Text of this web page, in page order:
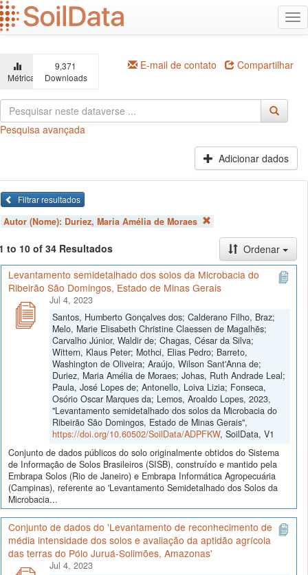
Ir
para
o
principal
Métricas
9,371
Downloads
E-mail de contato Compartilhar
Pesquisa avançada
Adicionar dados
Filtrar resultados
Autor (Nome): Duriez, Maria Amélia de Moraes
to 10 of 34 Resultados
Ordenar
Levantamento semidetalhado dos solos da Microbacia do
Ribeirão São Domingos, Estado de Minas Gerais
Jul 4, 2023
Santos, Humberto Gonçalves dos; Calderano Filho, Braz;
Melo, Marie Elisabeth Christine Claessen de Magalhẽs;
Carvalho Júnior, Waldir de; Chagas, César da Silva;
Wittern, Klaus Peter; Mothci, Elias Pedro; Barreto,
Washington de Oliveira; Araújo, Wilson Sant'Anna de;
Duriez, Maria Amélia de Moraes; Johas, Ruth Andrade Leal;
Paula, José Lopes de; Antonello, Loiva Lizia; Fonseca,
Osório Oscar Marques da; Lemos, Aroaldo Lopes, 2023,
"Levantamento semidetalhado dos solos da Microbacia do
Ribeirão São Domingos, Estado de Minas Gerais",
https://doi.org/10.60502/SoilData/ADPFKW, SoilData, V1
Conjunto de dados públicos do solo originalmente obtidos do Sistema
de Informação de Solos Brasileiros (SISB), construído e mantido pela
Embrapa Solos (Rio de Janeiro) e Embrapa Informática Agropecuária
(Campinas), referente ao 'Levantamento Semidetalhado dos Solos da
Microbacia...
Conjunto de dados do 'Levantamento de reconhecimento de
média intensidade dos solos e avaliação da aptidão agrícola
das terras do Pólo Juruá-Solimões, Amazonas'
Jul 4, 2023